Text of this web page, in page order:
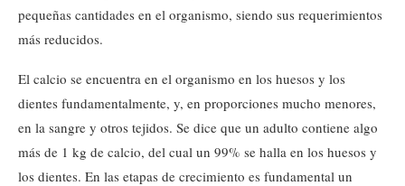
pequeñas cantidades en el organismo, siendo sus requerimientos
más reducidos.
El calcio se encuentra en el organismo en los huesos y los
dientes fundamentalmente, y, en proporciones mucho menores,
en la sangre y otros tejidos. Se dice que un adulto contiene algo
más de 1 kg de calcio, del cual un 99% se halla en los huesos y
los dientes. En las etapas de crecimiento es fundamental un